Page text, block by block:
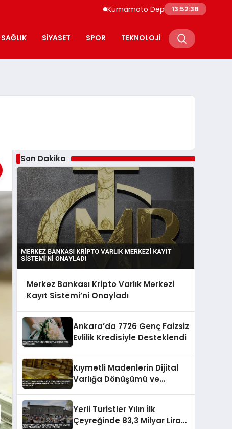
Kumamoto Depreminde Sağlık
13:52:39
SAĞLIK SIYASET SPOR TEKNOLOJI
Son Dakika
Merkez Bankası Kripto Varlık Merkezi
Kayıt Sistemi’ni Onayladı
Ankara’da 7726 Genç Faizsiz
Evlilik Kredisiyle Desteklendi
Kıymetli Madenlerin Dijital
Varlığa Dönüşümü ve
Yerli Turistler Yılın İlk
Çeyreğinde 83,3 Milyar Lirayı